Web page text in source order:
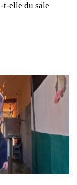
t-elle du sale